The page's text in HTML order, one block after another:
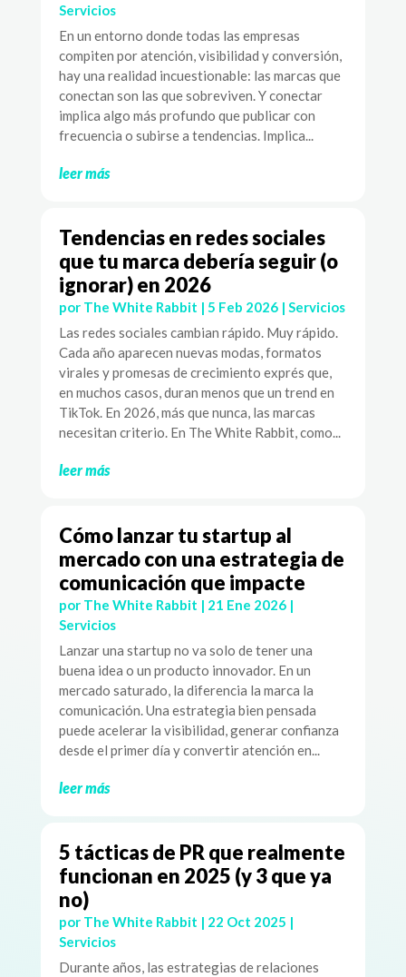
Servicios
En un entorno donde todas las empresas
compiten por atención, visibilidad y conversión,
hay una realidad incuestionable: las marcas que
conectan son las que sobreviven. Y conectar
implica algo más profundo que publicar con
frecuencia o subirse a tendencias. Implica...
leer más
Tendencias en redes sociales
que tu marca debería seguir (o
ignorar) en 2026
por The White Rabbit | 5 Feb 2026| Servicios
Las redes sociales cambian rápido. Muy rápido.
Cada año aparecen nuevas modas, formatos
virales y promesas de crecimiento exprés que,
en muchos casos, duran menos que un trend en
TikTok. En 2026, más que nunca, las marcas
necesitan criterio. En The White Rabbit, como...
leer más
Cómo lanzar tu startup al
mercado con una estrategia de
comunicación que impacte
por The White Rabbit | 21 Ene 2026|
Servicios
Lanzar una startup no va solo de tener una
buena idea o un producto innovador. En un
mercado saturado, la diferencia la marca la
comunicación. Una estrategia bien pensada
puede acelerar la visibilidad, generar confianza
desde el primer día y convertir atención en...
leer más
5 tácticas de PR que realmente
funcionan en 2025 (y 3 que ya
no)
por The White Rabbit | 22 Oct 2025 |
Servicios
Durante años, las estrategias de relaciones